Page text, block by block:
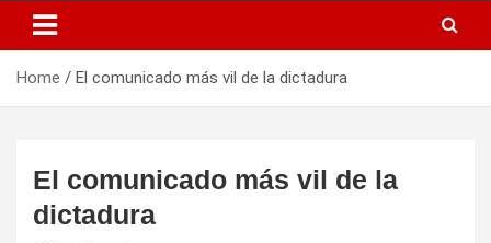
Home El comunicado más vil de la dictadura
El comunicado más vil de la
dictadura